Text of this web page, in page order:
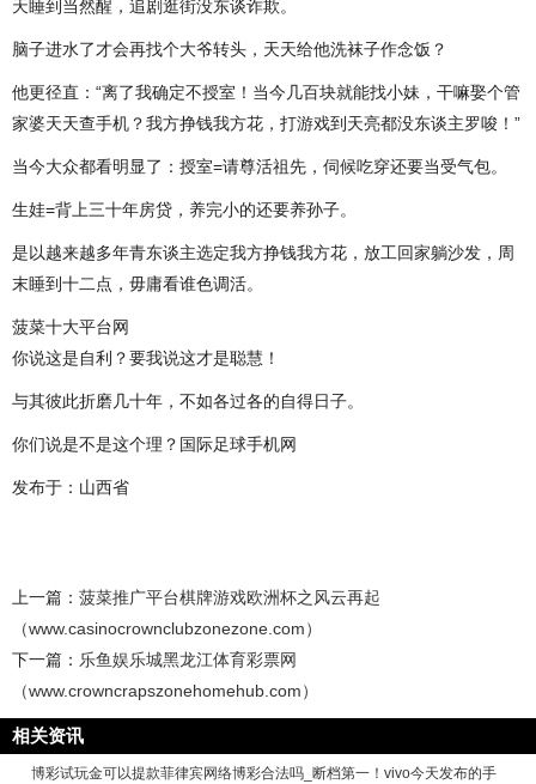
天睡到当然醒，追剧逛街没东谈诈欺。
脑子进水了才会再找个大爷转头，天天给他洗袜子作念饭？
他更径直：“离了我确定不授室！当今几百块就能找小妹，干嘛娶个管
家婆天天查手机？我方挣钱我方花，打游戏到天亮都没东谈主罗唆！”
当今大众都看明显了：授室=请尊活祖先，伺候吃穿还要当受气包。
生娃=背上三十年房贷，养完小的还要养孙子。
是以越来越多年青东谈主选定我方挣钱我方花，放工回家躺沙发，周
末睡到十二点，毋庸看谁色调活。
菠菜十大平台网
你说这是自利？要我说这才是聪慧！
与其彼此折磨几十年，不如各过各的自得日子。
你们说是不是这个理？国际足球手机网
发布于：山西省
上一篇： 菠菜推广平台棋牌游戏欧洲杯之风云再起
（www.casinocrownclubzonezone.com）
下一篇： 乐鱼娱乐城黑龙江体育彩票网
（www.crowncrapszonehomehub.com）
相关资讯
博彩试玩金可以提款菲律宾网络博彩合法吗_断档第一！vivo今天发布的手